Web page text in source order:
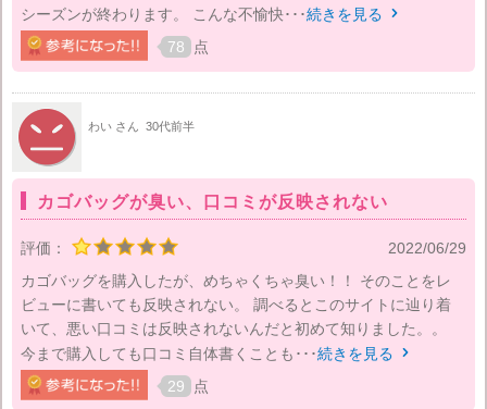
シーズンが終わります。 こんな不愉快･･･続きを見る 
78 点
わい さん 30代前半
カゴバッグが臭い、口コミが反映されない
評価：
2022/06/29
カゴバッグを購入したが、めちゃくちゃ臭い！！ そのことをレ
ビューに書いても反映されない。 調べるとこのサイトに辿り着
いて、悪い口コミは反映されないんだと初めて知りました。。
今まで購入しても口コミ自体書くことも･･･続きを見る 
29 点